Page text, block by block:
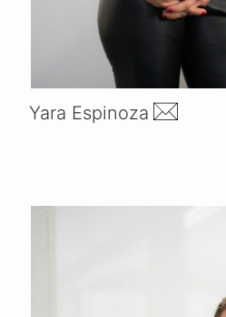
Yara Espinoza